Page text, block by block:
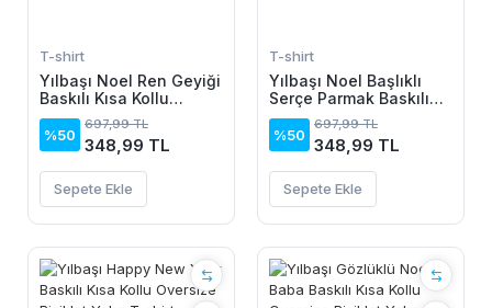
T-shirt
Yılbaşı Noel Ren Geyiği
Baskılı Kısa Kollu
Oversize Bisiklet Yaka
T-shirt - Beyaz
%50
697,99 TL
348,99 TL
Sepete Ekle
T-shirt
Yılbaşı Noel Başlıklı
Serçe Parmak Baskılı
Oversize Bisiklet Yaka
T-shirt - Beyaz
%50
697,99 TL
348,99 TL
Sepete Ekle